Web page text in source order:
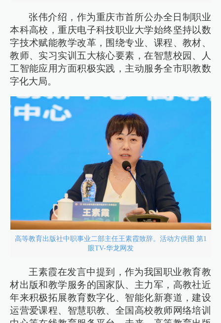
张伟介绍，作为重庆市首所公办全日制职业
本科高校，重庆电子科技职业大学始终坚持以数
字技术赋能教学改革，围绕专业、课程、教材、
教师、实习实训五大核心要素，在智慧校园、人
工智能应用方面积极实践，主动服务全市职教数
字化大局。
高等教育出版社中职事业二部主任王素霞致辞。活动方供图 第1
眼TV-华龙网发
王素霞在发言中提到，作为我国职业教育教
材出版和教学服务的国家队、主力军，高教社近
年来积极拓展教育数字化、智能化新赛道，建设
运营爱课程、智慧职教、全国高校教师网络培训